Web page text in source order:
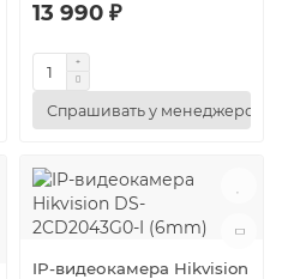
13 990 ₽
Спрашивать у менеджеров
IP-видеокамера Hikvision